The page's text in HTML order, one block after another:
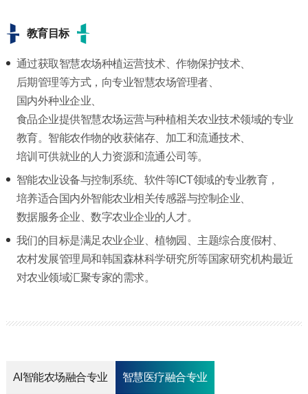
教育目标
通过获取智慧农场种植运营技术、作物保护技术、
后期管理等方式，向专业智慧农场管理者、
国内外种业企业、
食品企业提供智慧农场运营与种植相关农业技术领域的专业
教育。智能农作物的收获储存、加工和流通技术、
培训可供就业的人力资源和流通公司等。
智能农业设备与控制系统、软件等ICT领域的专业教育，
培养适合国内外智能农业相关传感器与控制企业、
数据服务企业、数字农业企业的人才。
我们的目标是满足农业企业、植物园、主题综合度假村、
农村发展管理局和韩国森林科学研究所等国家研究机构最近
对农业领域汇聚专家的需求。
AI智能农场融合专业 智慧医疗融合专业